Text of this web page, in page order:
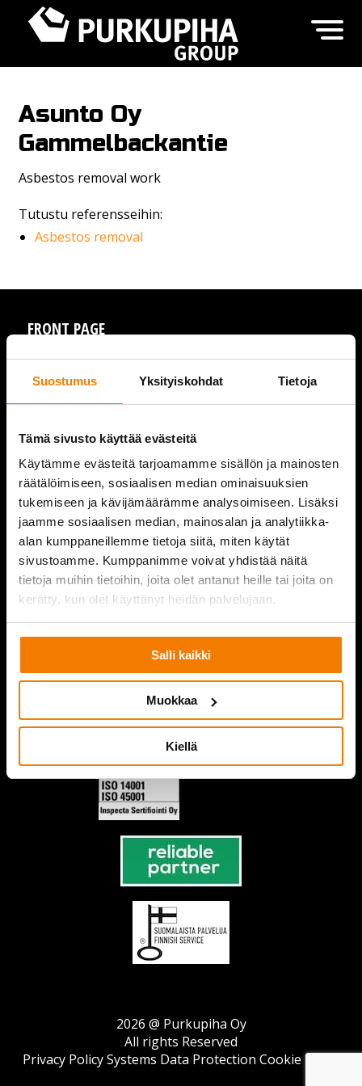
Suostumus Yksityiskohdat Tietoja
Tämä sivusto käyttää evästeitä
Käytämme evästeitä tarjoamamme sisällön ja mainosten
räätälöimiseen, sosiaalisen median ominaisuuksien
tukemiseen ja kävijämäärämme analysoimiseen. Lisäksi
jaamme sosiaalisen median, mainosalan ja analytiikka-
alan kumppaneillemme tietoja siitä, miten käytät
sivustoamme. Kumppanimme voivat yhdistää näitä
tietoja muihin tietoihin, joita olet antanut heille tai joita on
kerätty, kun olet käyttänyt heidän palvelujaan.
Salli kaikki
Muokkaa
Kiellä
Asunto Oy
Gammelbackantie
Asbestos removal work
Tutustu referensseihin:
Asbestos removal
FRONT PAGE
REFERENCES
COMPANY
CONTACT INFORMATION
PURKUPIHA
2026 @ Purkupiha Oy
All rights Reserved
Privacy PolicySystems Data Protection Cookie Policy